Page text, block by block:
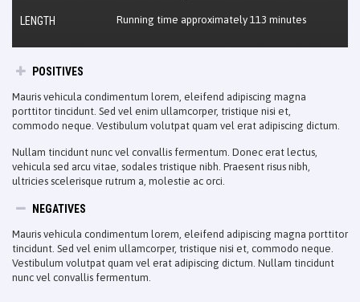
LENGTH Running time approximately 113 minutes
POSITIVES
Mauris vehicula condimentum lorem, eleifend adipiscing magna
porttitor tincidunt. Sed vel enim ullamcorper, tristique nisi et,
commodo neque. Vestibulum volutpat quam vel erat adipiscing dictum.
Nullam tincidunt nunc vel convallis fermentum. Donec erat lectus,
vehicula sed arcu vitae, sodales tristique nibh. Praesent risus nibh,
ultricies scelerisque rutrum a, molestie ac orci.
NEGATIVES
Mauris vehicula condimentum lorem, eleifend adipiscing magna porttitor
tincidunt. Sed vel enim ullamcorper, tristique nisi et, commodo neque.
Vestibulum volutpat quam vel erat adipiscing dictum. Nullam tincidunt
nunc vel convallis fermentum.